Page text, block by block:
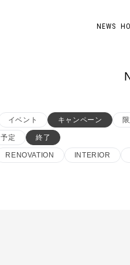
NEWS
イベント キャンペーン
予定 終了
RENOVATION INTERIOR